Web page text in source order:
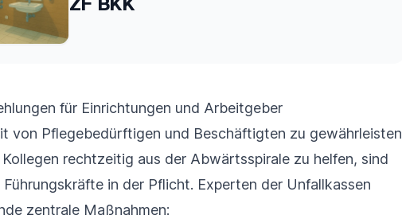
für Einrichtungen und Arbeitgeber
von Pflegebedürftigen und Beschäftigten zu gewährleisten
rechtzeitig aus der Abwärtsspirale zu helfen, sind
in der Pflicht. Experten der Unfallkassen
zentrale Maßnahmen: